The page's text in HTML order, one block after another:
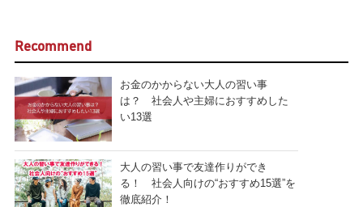
Recommend
お金のかからない大人の習い事
は？ 社会人や主婦におすすめした
い13選
大人の習い事で友達作りができ
る！ 社会人向けの“おすすめ15選”を
徹底紹介！